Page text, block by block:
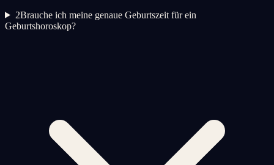
2Brauche ich meine genaue Geburtszeit für ein
Geburtshoroskop?